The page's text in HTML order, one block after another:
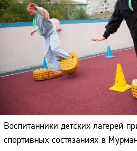
Воспитанники детских лагерей
спортивных состязаниях в